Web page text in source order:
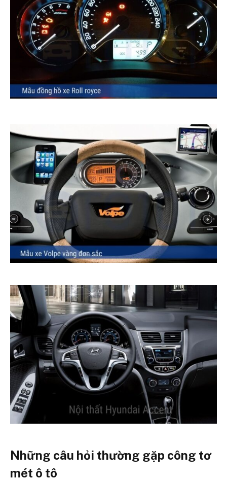
Những câu hỏi thường gặp công tơ
mét ô tô